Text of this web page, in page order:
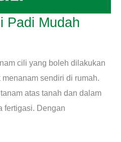
Padi Mudah
cili yang boleh dilakukan
sendiri di rumah.
atas tanah dan dalam
fertigasi. Dengan